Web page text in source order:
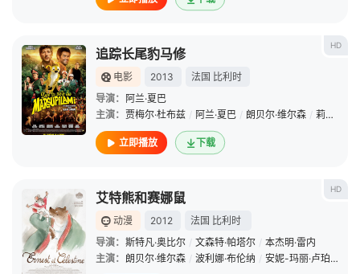
HD
追踪长尾豹马修
电影 2013 法国 比利时
导演： 阿兰·夏巴
主演： 贾梅尔·杜布兹 / 阿兰·夏巴 / 朗贝尔·维尔森 / 莉亚·科贝德
立即播放 下载
HD
艾特熊和赛娜鼠
动漫 2012 法国 比利时
导演： 斯特凡·奥比尔 / 文森特·帕塔尔 / 本杰明·雷内
主演： 朗贝尔·维尔森 / 波利娜·布伦纳 / 安妮-玛丽·卢珀 /